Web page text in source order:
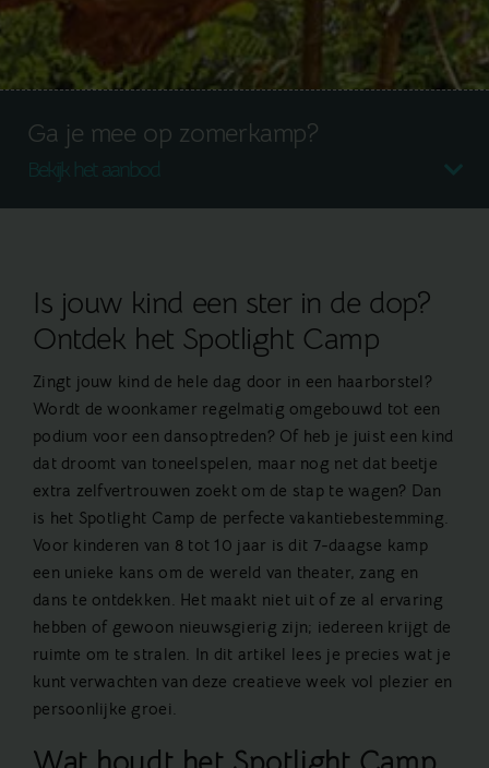
Ga je mee op zomerkamp?
Bekijk het aanbod
Is jouw kind een ster in de dop?
Ontdek het Spotlight Camp
Zingt jouw kind de hele dag door in een haarborstel?
Wordt de woonkamer regelmatig omgebouwd tot een
podium voor een dansoptreden? Of heb je juist een kind
dat droomt van toneelspelen, maar nog net dat beetje
extra zelfvertrouwen zoekt om de stap te wagen? Dan
is het Spotlight Camp de perfecte vakantiebestemming.
Voor kinderen van 8 tot 10 jaar is dit 7-daagse kamp
een unieke kans om de wereld van theater, zang en
dans te ontdekken. Het maakt niet uit of ze al ervaring
hebben of gewoon nieuwsgierig zijn; iedereen krijgt de
ruimte om te stralen. In dit artikel lees je precies wat je
kunt verwachten van deze creatieve week vol plezier en
persoonlijke groei.